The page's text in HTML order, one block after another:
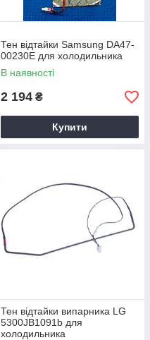
Тен відтайки Samsung DA47-
00230E для холодильника
В наявності
2 194 ₴
Купити
Тен відтайки випарника LG
5300JB1091b для
холодильника